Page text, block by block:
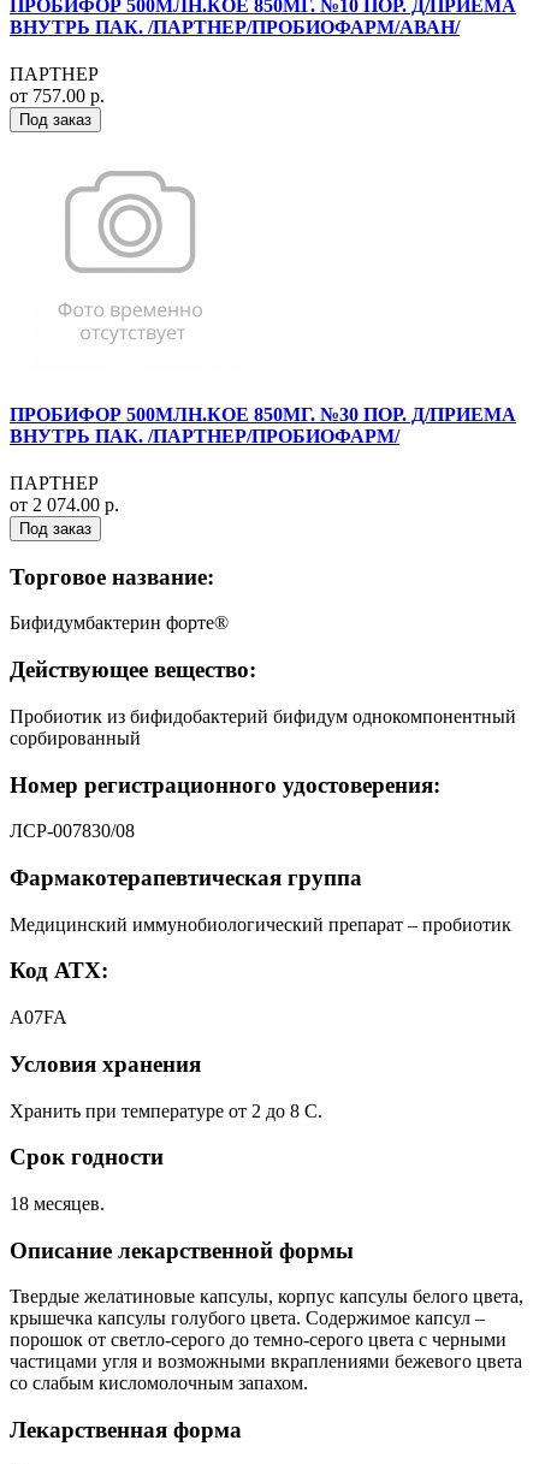
ПРОБИФОР 500МЛН.КОЕ 850МГ. №10 ПОР. Д/ПРИЕМА
ВНУТРЬ ПАК. /ПАРТНЕР/ПРОБИОФАРМ/АВАН/
ПАРТНЕР
от 757.00 р.
Под заказ
ПРОБИФОР 500МЛН.КОЕ 850МГ. №30 ПОР. Д/ПРИЕМА
ВНУТРЬ ПАК. /ПАРТНЕР/ПРОБИОФАРМ/
ПАРТНЕР
от 2 074.00 р.
Под заказ
Торговое название:
Бифидумбактерин форте®
Действующее вещество:
Пробиотик из бифидобактерий бифидум однокомпонентный
сорбированный
Номер регистрационного удостоверения:
ЛСР-007830/08
Фармакотерапевтическая группа
Медицинский иммунобиологический препарат – пробиотик
Код АТХ:
A07FA
Условия хранения
Хранить при температуре от 2 до 8 С.
Срок годности
18 месяцев.
Описание лекарственной формы
Твердые желатиновые капсулы, корпус капсулы белого цвета,
крышечка капсулы голубого цвета. Содержимое капсул –
порошок от светло-серого до темно-серого цвета с черными
частицами угля и возможными вкраплениями бежевого цвета
со слабым кисломолочным запахом.
Лекарственная форма